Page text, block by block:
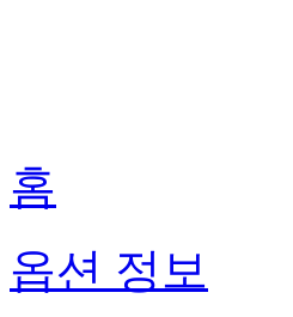
홈
옵션 정보